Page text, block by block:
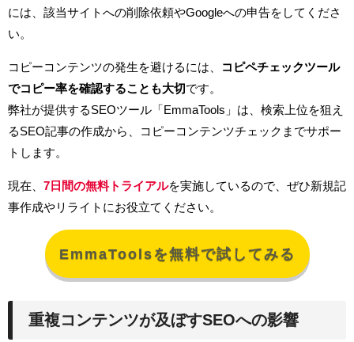
には、該当サイトへの削除依頼やGoogleへの申告をしてくださ
い。
コピーコンテンツの発生を避けるには、
コピペチェックツール
でコピー率を確認することも大切 です。
弊社が提供するSEOツール「EmmaTools」は、検索上位を狙え
るSEO記事の作成から、コピーコンテンツチェックまでサポー
トします。
現在、 7日間の無料トライアルを実施しているので、ぜひ新規記
事作成やリライトにお役立てください。
EmmaToolsを無料で試してみる
重複コンテンツが及ぼすSEOへの影響